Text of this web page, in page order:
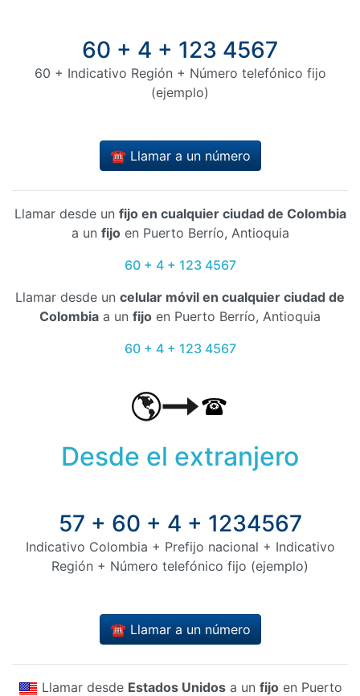
60 + 4 + 123 4567
60 + Indicativo Región + Número telefónico fijo
(ejemplo)
☎️ Llamar a un número
Llamar desde un fijo en cualquier ciudad de Colombia
a un fijoen Puerto Berrío, Antioquia
60 + 4 + 123 4567
Llamar desde un celular móvil en cualquier ciudad de
Colombia a un fijo en Puerto Berrío, Antioquia
60 + 4 + 123 4567
Desde el extranjero
57 + 60 + 4 + 1234567
Indicativo Colombia + Prefijo nacional + Indicativo
Región + Número telefónico fijo (ejemplo)
☎️ Llamar a un número
Llamar desde Estados Unidosa un fijoen Puerto